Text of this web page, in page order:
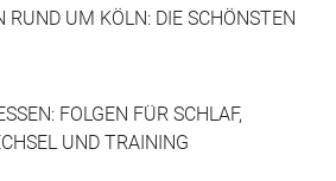
RUND UM KÖLN: DIE SCHÖNSTEN
FOLGEN FÜR SCHLAF,
UND TRAINING